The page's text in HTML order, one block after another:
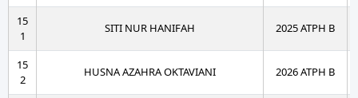
15
1
SITI NUR HANIFAH 2025 ATPH B
15
2
HUSNA AZAHRA OKTAVIANI 2026 ATPH B